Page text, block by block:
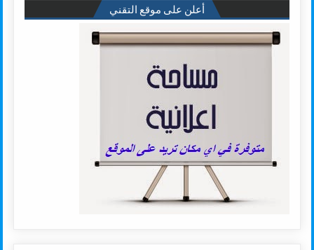
أعلن على موقع التقني